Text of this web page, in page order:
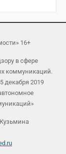
16+
в сфере
коммуникаций.
декабря 2019
Кузьмина